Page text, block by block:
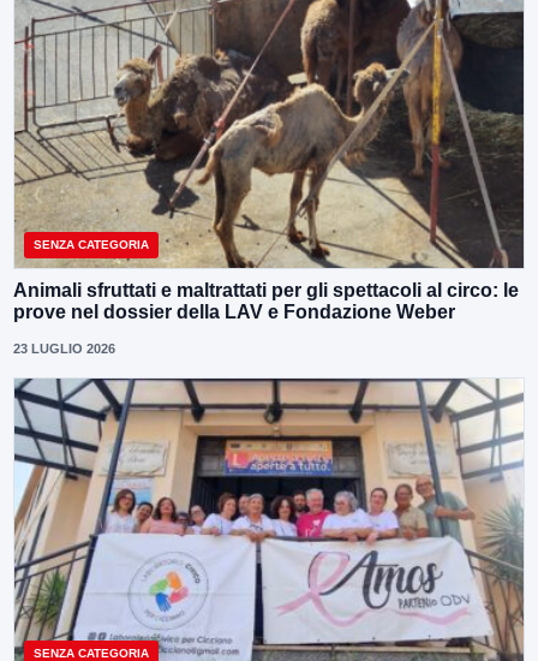
SENZA CATEGORIA
Animali sfruttati e maltrattati per gli spettacoli al circo: le
prove nel dossier della LAV e Fondazione Weber
23 LUGLIO 2026
SENZA CATEGORIA